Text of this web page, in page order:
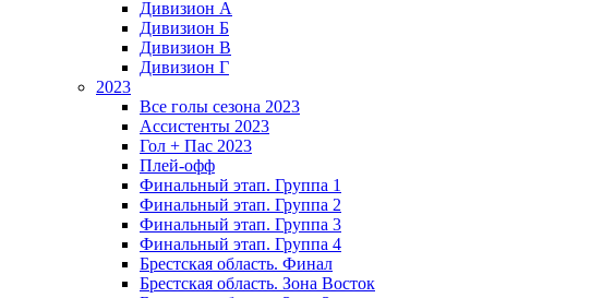
Дивизион A
Дивизион Б
Дивизион В
Дивизион Г
2023
Все голы сезона 2023
Ассистенты 2023
Гол + Пас 2023
Плей-офф
Финальный этап. Группа 1
Финальный этап. Группа 2
Финальный этап. Группа 3
Финальный этап. Группа 4
Брестская область. Финал
Брестская область. Зона Восток